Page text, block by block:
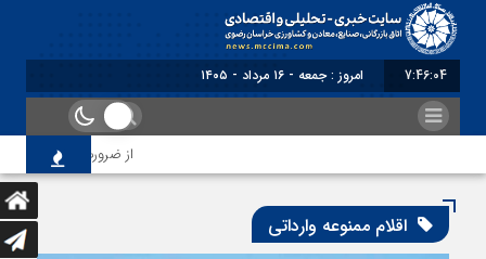
7:46:04 امروز : جمعه - ۱۶ مرداد - ۱۴۰۵
از ضرورت اصلاح
اقلام ممنوعه وارداتی